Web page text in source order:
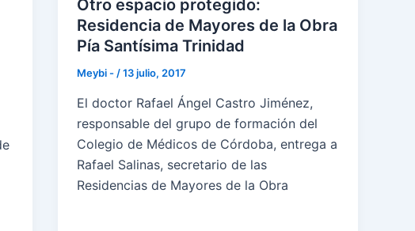
Otro espacio protegido:
Residencia de Mayores de la Obra
Pía Santísima Trinidad
Meybi -/13 julio, 2017
El doctor Rafael Ángel Castro Jiménez,
responsable del grupo de formación del
Colegio de Médicos de Córdoba, entrega a
Rafael Salinas, secretario de las
Residencias de Mayores de la Obra